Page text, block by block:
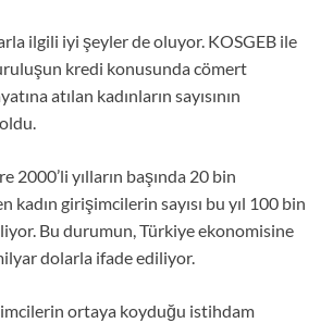
ilgili iyi şeyler de oluyor. KOSGEB ile
kredi konusunda cömert
atılan kadınların sayısının
2000’li yılların başında 20 bin
kadın girişimcilerin sayısı bu yıl 100 bin
Bu durumun, Türkiye ekonomisine
dolarla ifade ediliyor.
ortaya koyduğu istihdam